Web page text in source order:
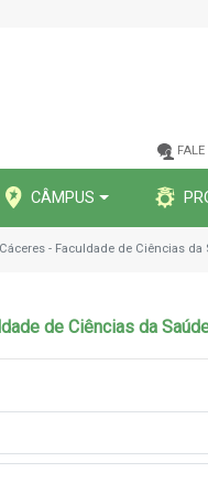
CÂMPUS
- Faculdade de Ciências da
de Ciências da